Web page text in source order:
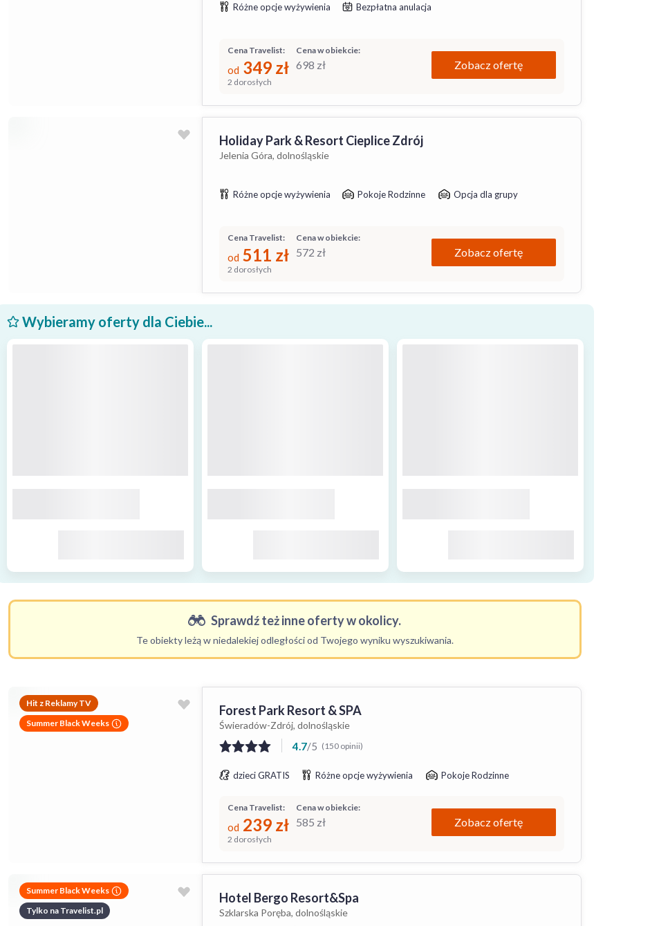
Różne opcje wyżywienia Bezpłatna anulacja
Cena w obiekcie:
698 zł
Cena Travelist:
od 349 zł
2 dorosłych
Zobacz ofertę
Holiday Park & Resort Cieplice Zdrój
Jelenia Góra, dolnośląskie
Różne opcje wyżywienia Pokoje Rodzinne Opcja dla grupy
Cena w obiekcie:
572 zł
Cena Travelist:
od 511 zł
2 dorosłych
Zobacz ofertę
Wybieramy oferty dla Ciebie...
Sprawdź też inne oferty w okolicy.
Te obiekty leżą w niedalekiej odległości od Twojego wyniku wyszukiwania.
Hit z Reklamy TV
Summer Black Weeks
Forest Park Resort & SPA
Świeradów-Zdrój, dolnośląskie
4.7/5 (150 opinii)
dzieci GRATIS Różne opcje wyżywienia Pokoje Rodzinne
Cena w obiekcie:
585 zł
Cena Travelist:
od 239 zł
2 dorosłych
Zobacz ofertę
Summer Black Weeks
Tylko na Travelist.pl
Hotel Bergo Resort&Spa
Szklarska Poręba, dolnośląskie